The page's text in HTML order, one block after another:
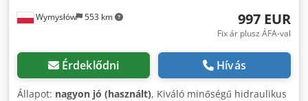
Wymysłów 553 km 997 EUR
Fix ár plusz ÁFA-val
Érdeklődni Hívás
Állapot: nagyon jó (használt), Kiváló minőségű hidraulikus